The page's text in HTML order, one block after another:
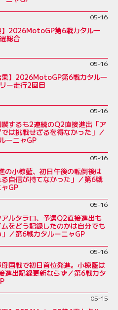
05-16
】2026MotoGP第6戦カタルー
総合
05-16
果】2026MotoGP第6戦カタルー
ー走行2回目
05-16
するも2連続のQ2直接進出「ア
は挑戦せざるを得なかった」／
ーニャGP
05-16
の小椋藍、初日午後の転倒後は
る自信が持てなかった」／第6戦
GP
05-16
ルタラロ、予選Q2直接進出も
ムをどう記録したのかは自分でも
／第6戦カタルーニャGP
05-16
国戦で初日首位発進。小椋藍は
進出記録更新ならず／第6戦カタ
05-15